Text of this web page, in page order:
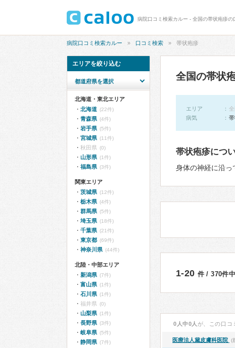
病院口コミ検索カルー - 全国の帯状疱疹の
病院口コミ検索カルー 口コミ検索 帯状疱疹
全国の帯状
エリア
全
病気
帯状疱疹につ
身体の神経に沿っ
1-20 件 / 370件中
0人中0人 が、この口コ
医療法人黛皮膚科医院 (
エリアを絞り込む
都道府県を選択
北海道・東北エリア
北海道 (22件)
青森県 (4件)
岩手県 (5件)
宮城県 (11件)
秋田県 (0)
山形県 (1件)
福島県 (3件)
関東エリア
茨城県 (12件)
栃木県 (4件)
群馬県 (5件)
埼玉県 (18件)
千葉県 (21件)
東京都 (69件)
神奈川県 (44件)
北陸・中部エリア
新潟県 (7件)
富山県 (1件)
石川県 (1件)
福井県 (0)
山梨県 (1件)
長野県 (3件)
岐阜県 (5件)
静岡県 (7件)